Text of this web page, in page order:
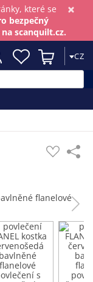
×
které se
bezpečný
scanquilt.cz.
CZ